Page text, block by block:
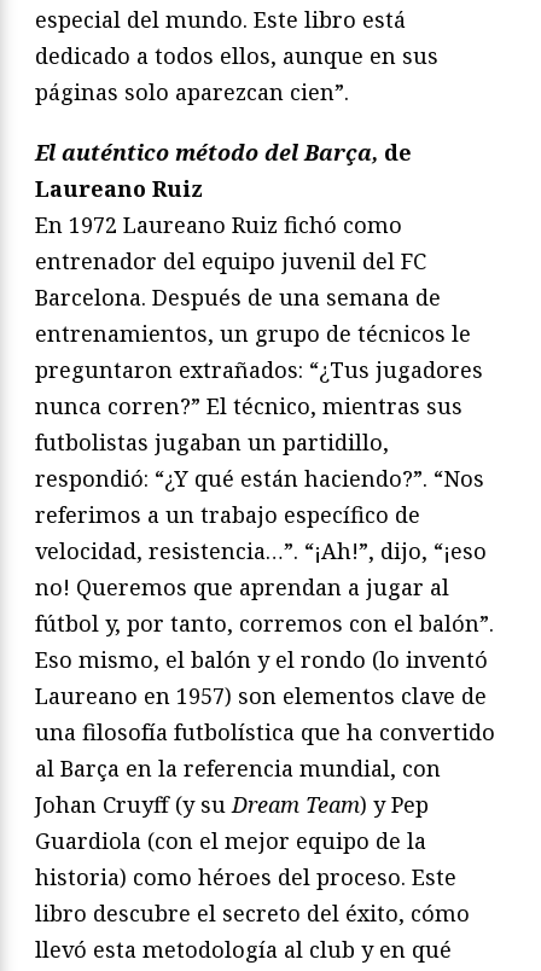
especial del mundo. Este libro está
dedicado a todos ellos, aunque en sus
páginas solo aparezcan cien”.
El auténtico método del Barça, de
Laureano Ruiz
En 1972 Laureano Ruiz fichó como
entrenador del equipo juvenil del FC
Barcelona. Después de una semana de
entrenamientos, un grupo de técnicos le
preguntaron extrañados: “¿Tus jugadores
nunca corren?” El técnico, mientras sus
futbolistas jugaban un partidillo,
respondió: “¿Y qué están haciendo?”. “Nos
referimos a un trabajo específico de
velocidad, resistencia…”. “¡Ah!”, dijo, “¡eso
no! Queremos que aprendan a jugar al
fútbol y, por tanto, corremos con el balón”.
Eso mismo, el balón y el rondo (lo inventó
Laureano en 1957) son elementos clave de
una filosofía futbolística que ha convertido
al Barça en la referencia mundial, con
Johan Cruyff (y suDream Team) y Pep
Guardiola (con el mejor equipo de la
historia) como héroes del proceso. Este
libro descubre el secreto del éxito, cómo
llevó esta metodología al club y en qué